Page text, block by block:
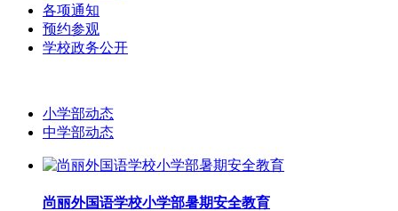
各项通知
预约参观
学校政务公开
小学部动态
中学部动态
尚丽外国语学校小学部暑期安全教育